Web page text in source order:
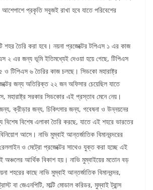
আশেপাশে প্রকৃতি সবুজই রাখা হবে যাতে পরিবেশের
শহর তৈরি করা হবে। নয়না প্রজেক্টের টপিএস ১ এর কাজ
২ এর জন্য ভূমি ইতিমধ্যেই দেওয়া হয়ে গেছে, টিপিএস
টিপিএস ৬ তৈরির কাজ চলছে। সিডকো মহারাষ্ট্র
জন্য অতিরিক্ত ২২ জন অফিসার চেয়েছিল যাতে
সরকার সিডকোর এই প্রস্তাব মেনে নেয়।
ক্রীড়ার জন্য, চিকিৎসার জন্য, গবেষনা ও উন্নয়নের
বিশেষ এলাকা তৈরি করছে, যাতে এই শহরে ভারতের
আসে। নাভি মুম্বাই আন্তর্জাতিক বিমানবন্দরের
ও মেট্রো প্রজেক্টের সাথেও যুক্ত করা হচ্ছে এই
আর্থিক বিকাশ হয়। নাভি মুম্বাইয়ের মতোন বড়
শহরের কাছে নাভি মুম্বাই আন্তর্জাতিক বিমানবন্দর,
বা জেএনপিটি, মাল্টি মোডাল করিডর, মুম্বাই ট্রান্স